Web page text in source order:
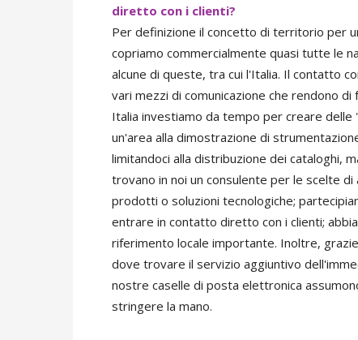
diretto con i clienti?
Per definizione il concetto di territorio per
copriamo commercialmente quasi tutte le
alcune di queste, tra cui l'Italia. Il contatto
vari mezzi di comunicazione che rendono
Italia investiamo da tempo per creare delle
un'area alla dimostrazione di
limitandoci alla distribuzione dei cataloghi,
trovano in noi un consulente per le scelte
prodotti o soluzioni tecnologiche;
entrare in contatto diretto con i clienti;
riferimento locale importante. Inoltre,
dove trovare il servizio aggiuntivo
nostre caselle di posta elettronica
stringere la mano.